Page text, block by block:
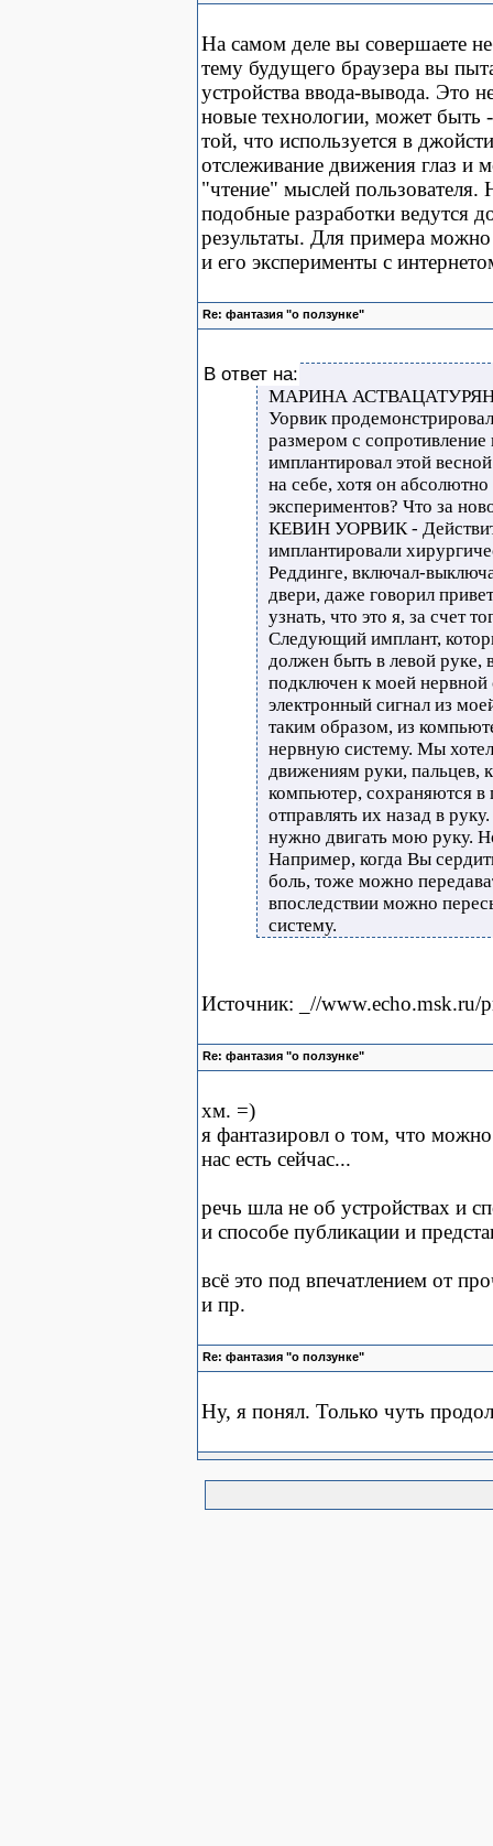
На самом деле вы совершаете
тему будущего браузера вы
устройства ввода-вывода. Это
новые технологии, может быть
той, что используется в
отслеживание движения глаз и
"чтение" мыслей пользователя.
подобные разработки ведутся
результаты. Для примера
и его эксперименты с
Re: фантазия "о ползунке"
В ответ на:
МАРИНА АСТВАЦАТУРЯН -
Уорвик
размером с
имплантировал этой
на себе, хотя он
экспериментов? Что за
КЕВИН УОРВИК -
имплантировали
Реддинге, включал-
двери, даже говорил
узнать, что это я, за счет
Следующий имплант,
должен быть в левой руке,
подключен к моей нервной
электронный сигнал из
таким образом, из
нервную систему. Мы
движениям руки, пальцев,
компьютер, сохраняются
отправлять их назад в
нужно двигать мою руку.
Например, когда Вы
боль, тоже можно
впоследствии можно
систему.
Источник: _//www.echo.msk.ru/
Re: фантазия "о ползунке"
хм. =)
я фантазировл о том, что
нас есть сейчас...
речь шла не об устройствах и
и способе публикации и
всё это под впечатлением от
и пр.
Re: фантазия "о ползунке"
Ну, я понял. Только чуть